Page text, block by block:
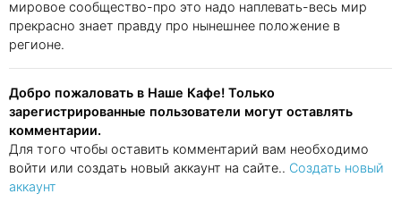
мировое сообщество-про это надо наплевать-весь мир
прекрасно знает правду про нынешнее положение в
регионе.
Добро пожаловать в Наше Кафе! Только
зарегистрированные пользователи могут оставлять
комментарии.
Для того чтобы оставить комментарий вам необходимо
войти или создать новый аккаунт на сайте.. Создать новый
аккаунт